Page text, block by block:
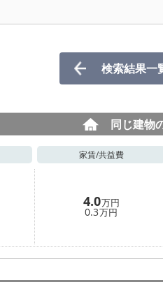
検索結果一
同じ建物
家賃/共益費
4.0万円
0.3万円